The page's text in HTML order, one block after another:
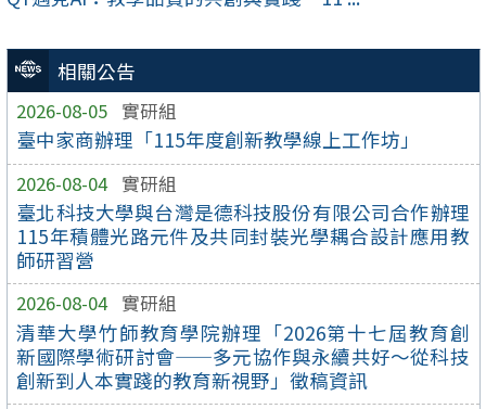
相關公告
2026-08-05 實研組
臺中家商辦理「115年度創新教學線上工作坊」
2026-08-04 實研組
臺北科技大學與台灣是德科技股份有限公司合作辦理
115年積體光路元件及共同封裝光學耦合設計應用教
師研習營
2026-08-04 實研組
清華大學竹師教育學院辦理「2026第十七屆教育創
新國際學術研討會——多元協作與永續共好～從科技
創新到人本實踐的教育新視野」徵稿資訊